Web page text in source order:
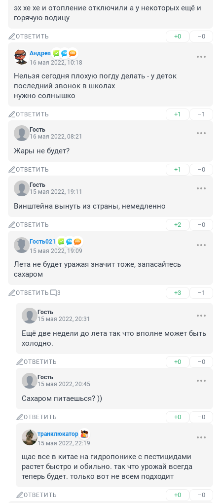
эх хе хе и отопление отключили а у некоторых ещё и
горячую водицу
ОТВЕТИТЬ +0 –0
Андрев
16 мая 2022, 10:18
Нельзя сегодня плохую погду делать - у деток
последний звонок в школах
нужно солнышко
ОТВЕТИТЬ +1 –1
Гость
16 мая 2022, 08:21
Жары не будет?
ОТВЕТИТЬ +1 –0
Гость
15 мая 2022, 19:11
Винштейна вынуть из страны, немедленно
ОТВЕТИТЬ +2 –0
Гость021
15 мая 2022, 19:09
Лета не будет уражая значит тоже, запасайтесь
сахаром
ОТВЕТИТЬ 3 +3 –1
Гость
15 мая 2022, 20:31
Ещё две недели до лета так что вполне может быть
холодно.
ОТВЕТИТЬ +0 –0
Гость
15 мая 2022, 20:45
Сахаром питаешься? ))
ОТВЕТИТЬ +0 –0
транклюкатор
15 мая 2022, 22:19
щас все в китае на гидропонике с пестицидами
растет быстро и обильно. так что урожай всегда
теперь будет. только вот не всем подходит
ОТВЕТИТЬ +0 –0